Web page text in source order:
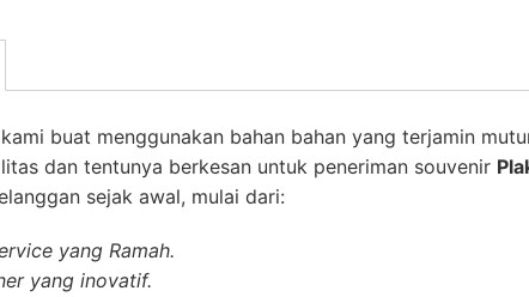
buat menggunakan bahan bahan yang terjamin
dan tentunya berkesan untuk peneriman souvenir
sejak awal, mulai dari:
yang Ramah.
yang inovatif.